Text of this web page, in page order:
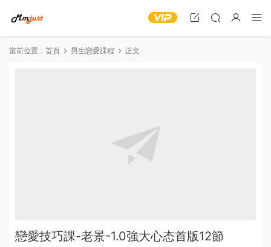
當前位置： 首頁 男生戀愛課程 正文
戀愛技巧課-老景-1.0強大心态首版12節